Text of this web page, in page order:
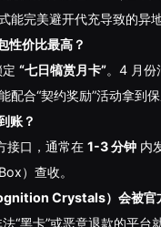
能完美避开代充导致的异
性价比最高？
“七日犒赏月卡”。4 月份
配合“契约奖励”活动拿到保
账？
接口，通常在 1-3 分钟内
）查收。
Crystals）会被官
“黑卡”或恶意退款的平台